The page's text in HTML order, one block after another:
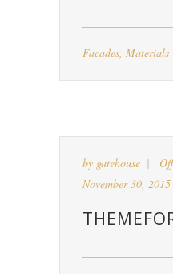
Facades, Materials
by gatehouse
November 30, 2015